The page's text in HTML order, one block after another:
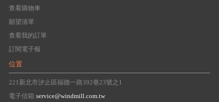
查看購物車
願望清單
查看我的訂單
訂閱電子報
位置
221新北市汐止區福德一路392巷23號之1
電子信箱:service@windmill.com.tw